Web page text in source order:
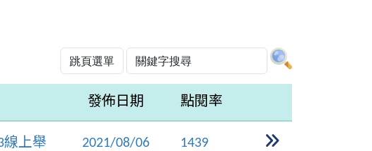
發佈日期 點閱率
線上舉
2021/08/06 1439